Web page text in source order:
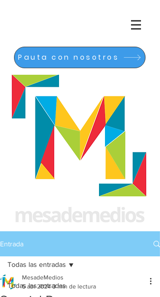
Pauta con nosotros
Entrada
Todas las entradas
Todas las entradas
MesadeMedios
5 abr 2024 3 min de lectura